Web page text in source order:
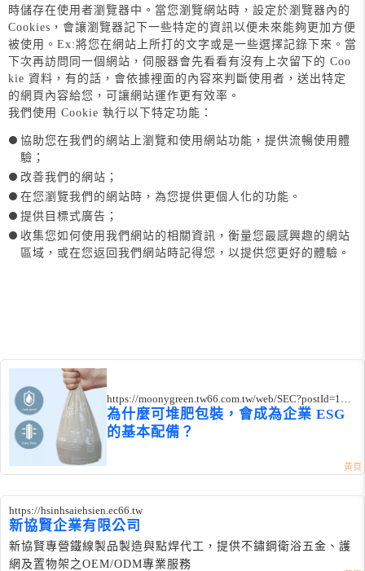
時儲存在使用者瀏覽器中。當您瀏覽網站時，設定於瀏覽器內的
Cookies，會讓瀏覽器記下一些特定的資訊以便未來能夠更加方便
被使用。Ex:將您在網站上所打的文字或是一些選擇記錄下來。當
下次再訪問同一個網站，伺服器會先看看有沒有上次留下的 Coo
kie 資料，有的話，會依據裡面的內容來判斷使用者，送出特定
的網頁內容給您，可讓網站運作更有效率。
我們使用 Cookie 執行以下特定功能：
協助您在我們的網站上瀏覽和使用網站功能，提供流暢使用體
驗；
改善我們的網站；
在您瀏覽我們的網站時，為您提供更個人化的功能。
提供目標式廣告；
收集您如何使用我們網站的相關資訊，衡量您最感興趣的網站
區域，或在您返回我們網站時記得您，以提供您更好的體驗。
https://moonygreen.tw66.com.tw/web/SEC?postId=135
3765
為什麼可堆肥包裝，會成為企業 ESG
的基本配備？
https://hsinhsaiehsien.ec66.tw
新協賢企業有限公司
新協賢專營鐵線製品製造與點焊代工，提供不鏽鋼衛浴五金、護
網及置物架之OEM/ODM專業服務